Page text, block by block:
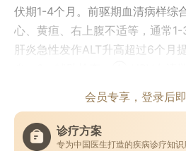
伏期1-4个月。前驱期血清病样综
心、黄疸、右上腹不适等，通常
肝炎急性发作ALT升高超过6个月
会员专享，登录后
诊疗方案
专为中国医生打造的疾病诊疗知识